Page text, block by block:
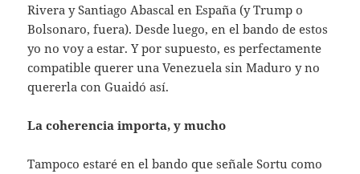
Rivera y Santiago Abascal en España (y Trump o
Bolsonaro, fuera). Desde luego, en el bando de estos
yo no voy a estar. Y por supuesto, es perfectamente
compatible querer una Venezuela sin Maduro y no
quererla con Guaidó así.
La coherencia importa, y mucho
Tampoco estaré en el bando que señale Sortu como